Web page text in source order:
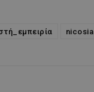
nicosia